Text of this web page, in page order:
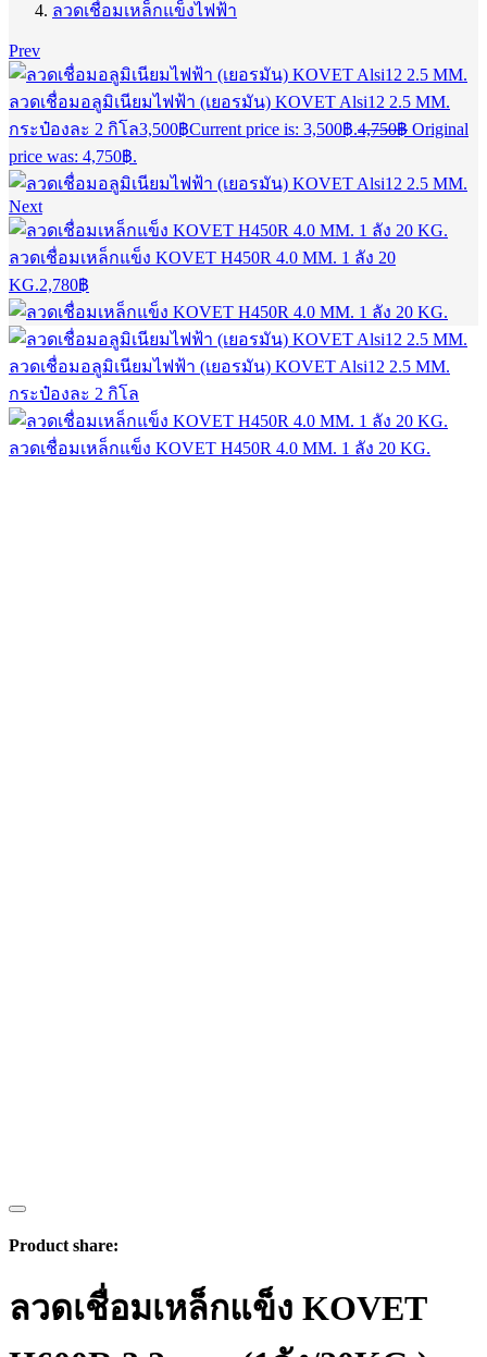
ลวดเชื่อมเหล็กแข็งไฟฟ้า
Prev
ลวดเชื่อมอลูมิเนียมไฟฟ้า (เยอรมัน) KOVET Alsi12 2.5 MM.
กระป๋องละ 2 กิโล3,500฿Current price is: 3,500฿.4,750฿ Original
price was: 4,750฿.
Next
ลวดเชื่อมเหล็กแข็ง KOVET H450R 4.0 MM. 1 ลัง 20
KG.2,780฿
ลวดเชื่อมอลูมิเนียมไฟฟ้า (เยอรมัน) KOVET Alsi12 2.5 MM.
กระป๋องละ 2 กิโล
ลวดเชื่อมเหล็กแข็ง KOVET H450R 4.0 MM. 1 ลัง 20 KG.
Product share:
ลวดเชื่อมเหล็กแข็ง KOVET